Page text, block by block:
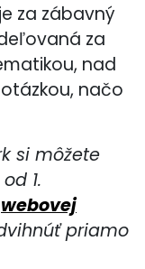
za zábavný
za
nad
načo
si môžete
1.
webovej
priamo